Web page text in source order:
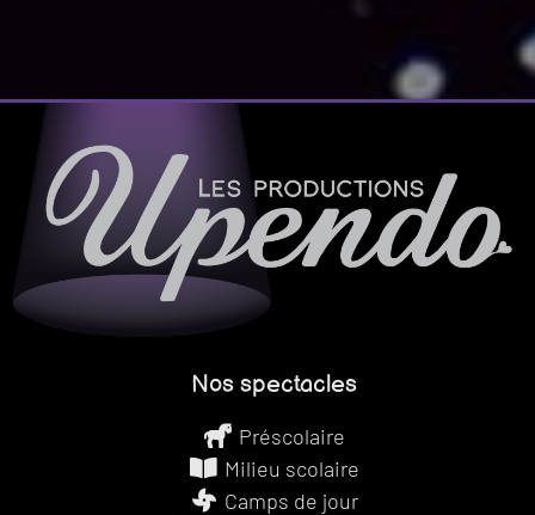
Nos spectacles
Préscolaire
Milieu scolaire
Camps de jour